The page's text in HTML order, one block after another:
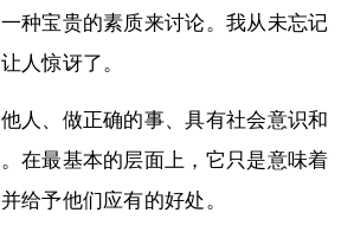
种宝贵的素质来讨论。我从未忘记
人惊讶了。
人、做正确的事、具有社会意识和
在最基本的层面上，它只是意味着
给予他们应有的好处。